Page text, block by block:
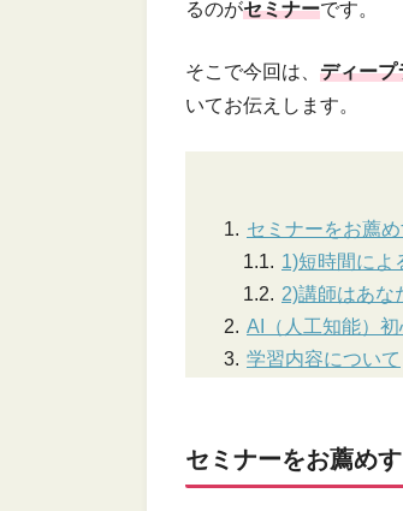
るのがセミナーです。
そこで今回は、 ディープ
いてお伝えします。
セミナーをお薦
1)短時間によ
2)講師はあな
AI（人工知能）
学習内容について
セミナーをお薦め